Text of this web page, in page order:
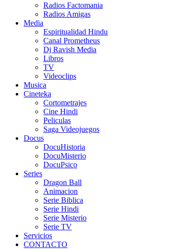
Radios Factomania
Radios Amigas
Media
Espiritualidad Hindu
Canal Prometheus
Dj Ravish Media
Libros
TV
Videoclips
Musica
Cineteka
Cortometrajes
Cine Hindi
Peliculas
Saga Videojuegos
Docus
DocuHistoria
DocuMisterio
DocuPsico
Series
Dragon Ball
Animacion
Serie Biblica
Serie Hindi
Serie Misterio
Serie TV
Servicios
CONTACTO